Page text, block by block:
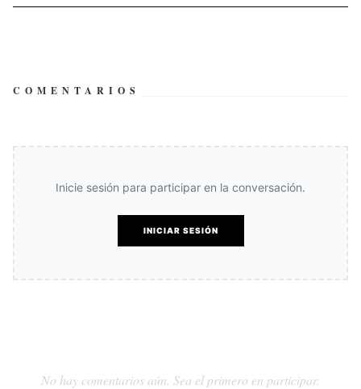
COMENTARIOS
Inicie sesión para participar en la conversación.
INICIAR SESIÓN
No hay comentarios aún. Sea el primero en participar.